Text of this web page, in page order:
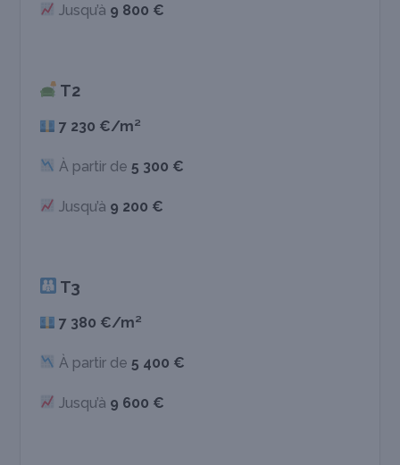
Jusqu’à 9 800 €
T2
7 230 €/m²
À partir de 5 300 €
Jusqu’à 9 200 €
T3
7 380 €/m²
À partir de 5 400 €
Jusqu’à 9 600 €